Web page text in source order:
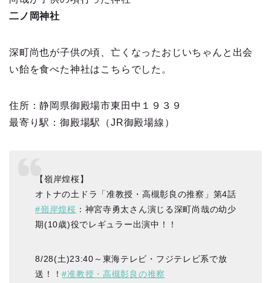
二ノ岡神社
深町尚也が子供の頃、亡くなったおじいちゃんと出会
い飴を食べた神社はこちらでした。
住所：静岡県御殿場市東田中１９３９
最寄り駅：御殿場駅（JR御殿場線）
【嶺岸煌桜】
オトナの土ドラ「准教授・高槻彰良の推察」第4話
#嶺岸煌桜 ：神宮寺勇太さん演じる深町尚哉の幼少
期(10歳)役でレギュラー出演中！！
8/28(土)23:40～東海テレビ・フジテレビ系で放
送！！#准教授・高槻彰良の推察